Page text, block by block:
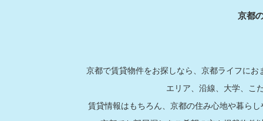
京都
京都で賃貸物件をお探しなら、京都ライフに
エリア、沿線、大学、こ
賃貸情報はもちろん、京都の住み心地や暮ら